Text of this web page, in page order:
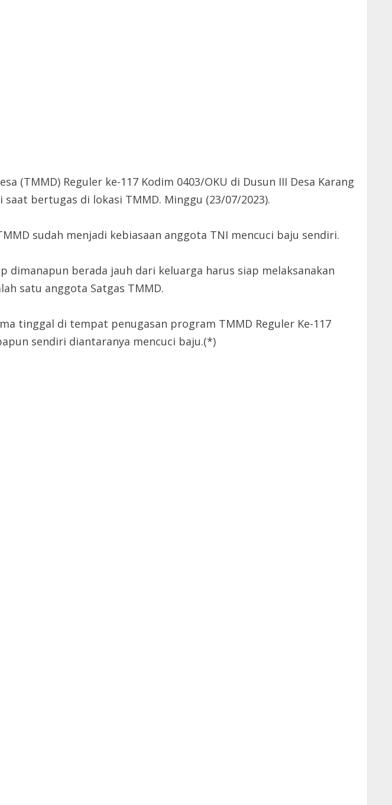
(TMMD) Reguler ke-117 Kodim 0403/OKU di Dusun III Desa Karang
bertugas di lokasi TMMD. Minggu (23/07/2023).
sudah menjadi kebiasaan anggota TNI mencuci baju sendiri.
berada jauh dari keluarga harus siap melaksanakan
satu anggota Satgas TMMD.
tinggal di tempat penugasan program TMMD Reguler Ke-117
sendiri diantaranya mencuci baju.(*)